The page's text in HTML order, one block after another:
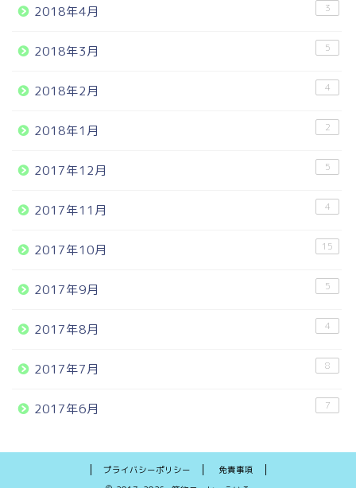
2018年4月 3
2018年3月 5
2018年2月 4
2018年1月 2
2017年12月 5
2017年11月 4
2017年10月 15
2017年9月 5
2017年8月 4
2017年7月 8
2017年6月 7
プライバシーポリシー
免責事項